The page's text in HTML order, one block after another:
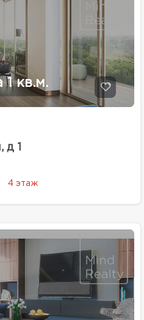
1 кв.м.
д 1
4 этаж